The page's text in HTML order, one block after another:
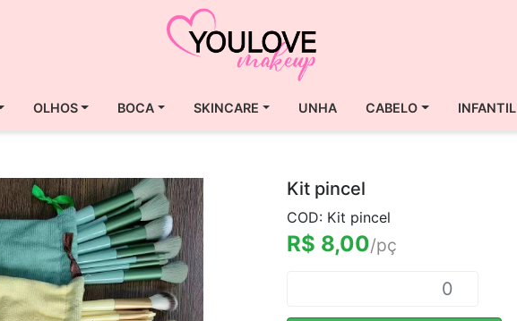
OLHOS BOCA SKINCARE UNHA CABELO INFANTIL
Kit pincel
COD: Kit pincel
R$ 8,00/pç